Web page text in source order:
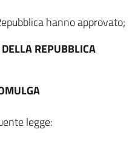
hanno approvato;
REPUBBLICA
legge: